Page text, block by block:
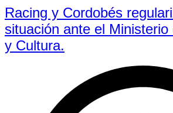
Racing y Cordobés
situación ante el Ministerio
y Cultura.